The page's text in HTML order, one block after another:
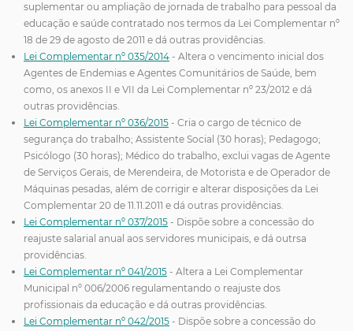
suplementar ou ampliação de jornada de trabalho para pessoal da
educação e saúde contratado nos termos da Lei Complementar nº
18 de 29 de agosto de 2011 e dá outras providências.
Lei Complementar nº 035/2014 - Altera o vencimento inicial dos
Agentes de Endemias e Agentes Comunitários de Saúde, bem
como, os anexos II e VII da Lei Complementar nº 23/2012 e dá
outras providências.
Lei Complementar nº 036/2015 - Cria o cargo de técnico de
segurança do trabalho; Assistente Social (30 horas); Pedagogo;
Psicólogo (30 horas); Médico do trabalho, exclui vagas de Agente
de Serviços Gerais, de Merendeira, de Motorista e de Operador de
Máquinas pesadas, além de corrigir e alterar disposições da Lei
Complementar 20 de 11.11.2011 e dá outras providências.
Lei Complementar nº 037/2015 - Dispõe sobre a concessão do
reajuste salarial anual aos servidores municipais, e dá outrsa
providências.
Lei Complementar nº 041/2015 - Altera a Lei Complementar
Municipal nº 006/2006 regulamentando o reajuste dos
profissionais da educação e dá outras providências.
Lei Complementar nº 042/2015 - Dispõe sobre a concessão do